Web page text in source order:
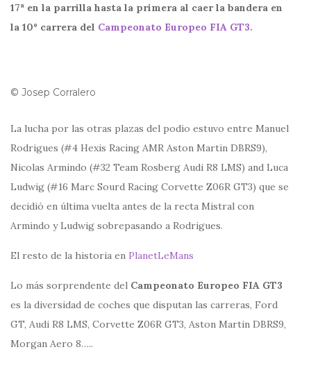
17ª en la parrilla hasta la primera al caer la bandera en
la 10º carrera del Campeonato Europeo FIA GT3.
© Josep Corralero
La lucha por las otras plazas del podio estuvo entre Manuel
Rodrigues (#4 Hexis Racing AMR Aston Martin DBRS9),
Nicolas Armindo (#32 Team Rosberg Audi R8 LMS) and Luca
Ludwig (#16 Marc Sourd Racing Corvette Z06R GT3) que se
decidió en última vuelta antes de la recta Mistral con
Armindo y Ludwig sobrepasando a Rodrigues.
El resto de la historia en PlanetLeMans
Lo más sorprendente del Campeonato Europeo FIA GT3
es la diversidad de coches que disputan las carreras, Ford
GT, Audi R8 LMS, Corvette Z06R GT3, Aston Martin DBRS9,
Morgan Aero 8…..